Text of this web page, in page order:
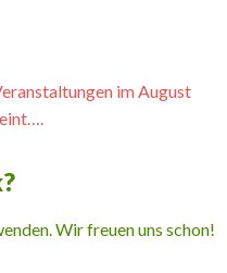
im August
Wir freuen uns schon!